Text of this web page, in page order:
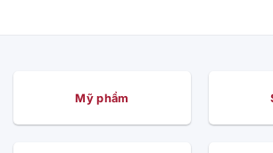
Mỹ phẩm